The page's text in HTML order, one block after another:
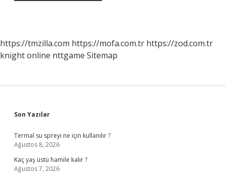
https://tmzilla.com https://mofa.com.tr https://zod.com.tr
knight online nttgame Sitemap
Sidebar
Son Yazılar
Termal su spreyi ne için kullanılır ?
Ağustos 8, 2026
Kaç yaş üstü hamile kalır ?
Ağustos 7, 2026